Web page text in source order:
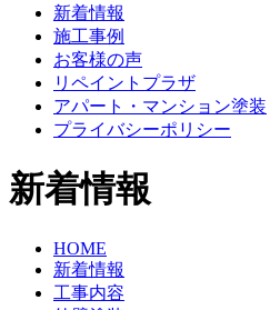
新着情報
施工事例
お客様の声
リペイントプラザ
アパート・マンション塗装
プライバシーポリシー
新着情報
HOME
新着情報
工事内容